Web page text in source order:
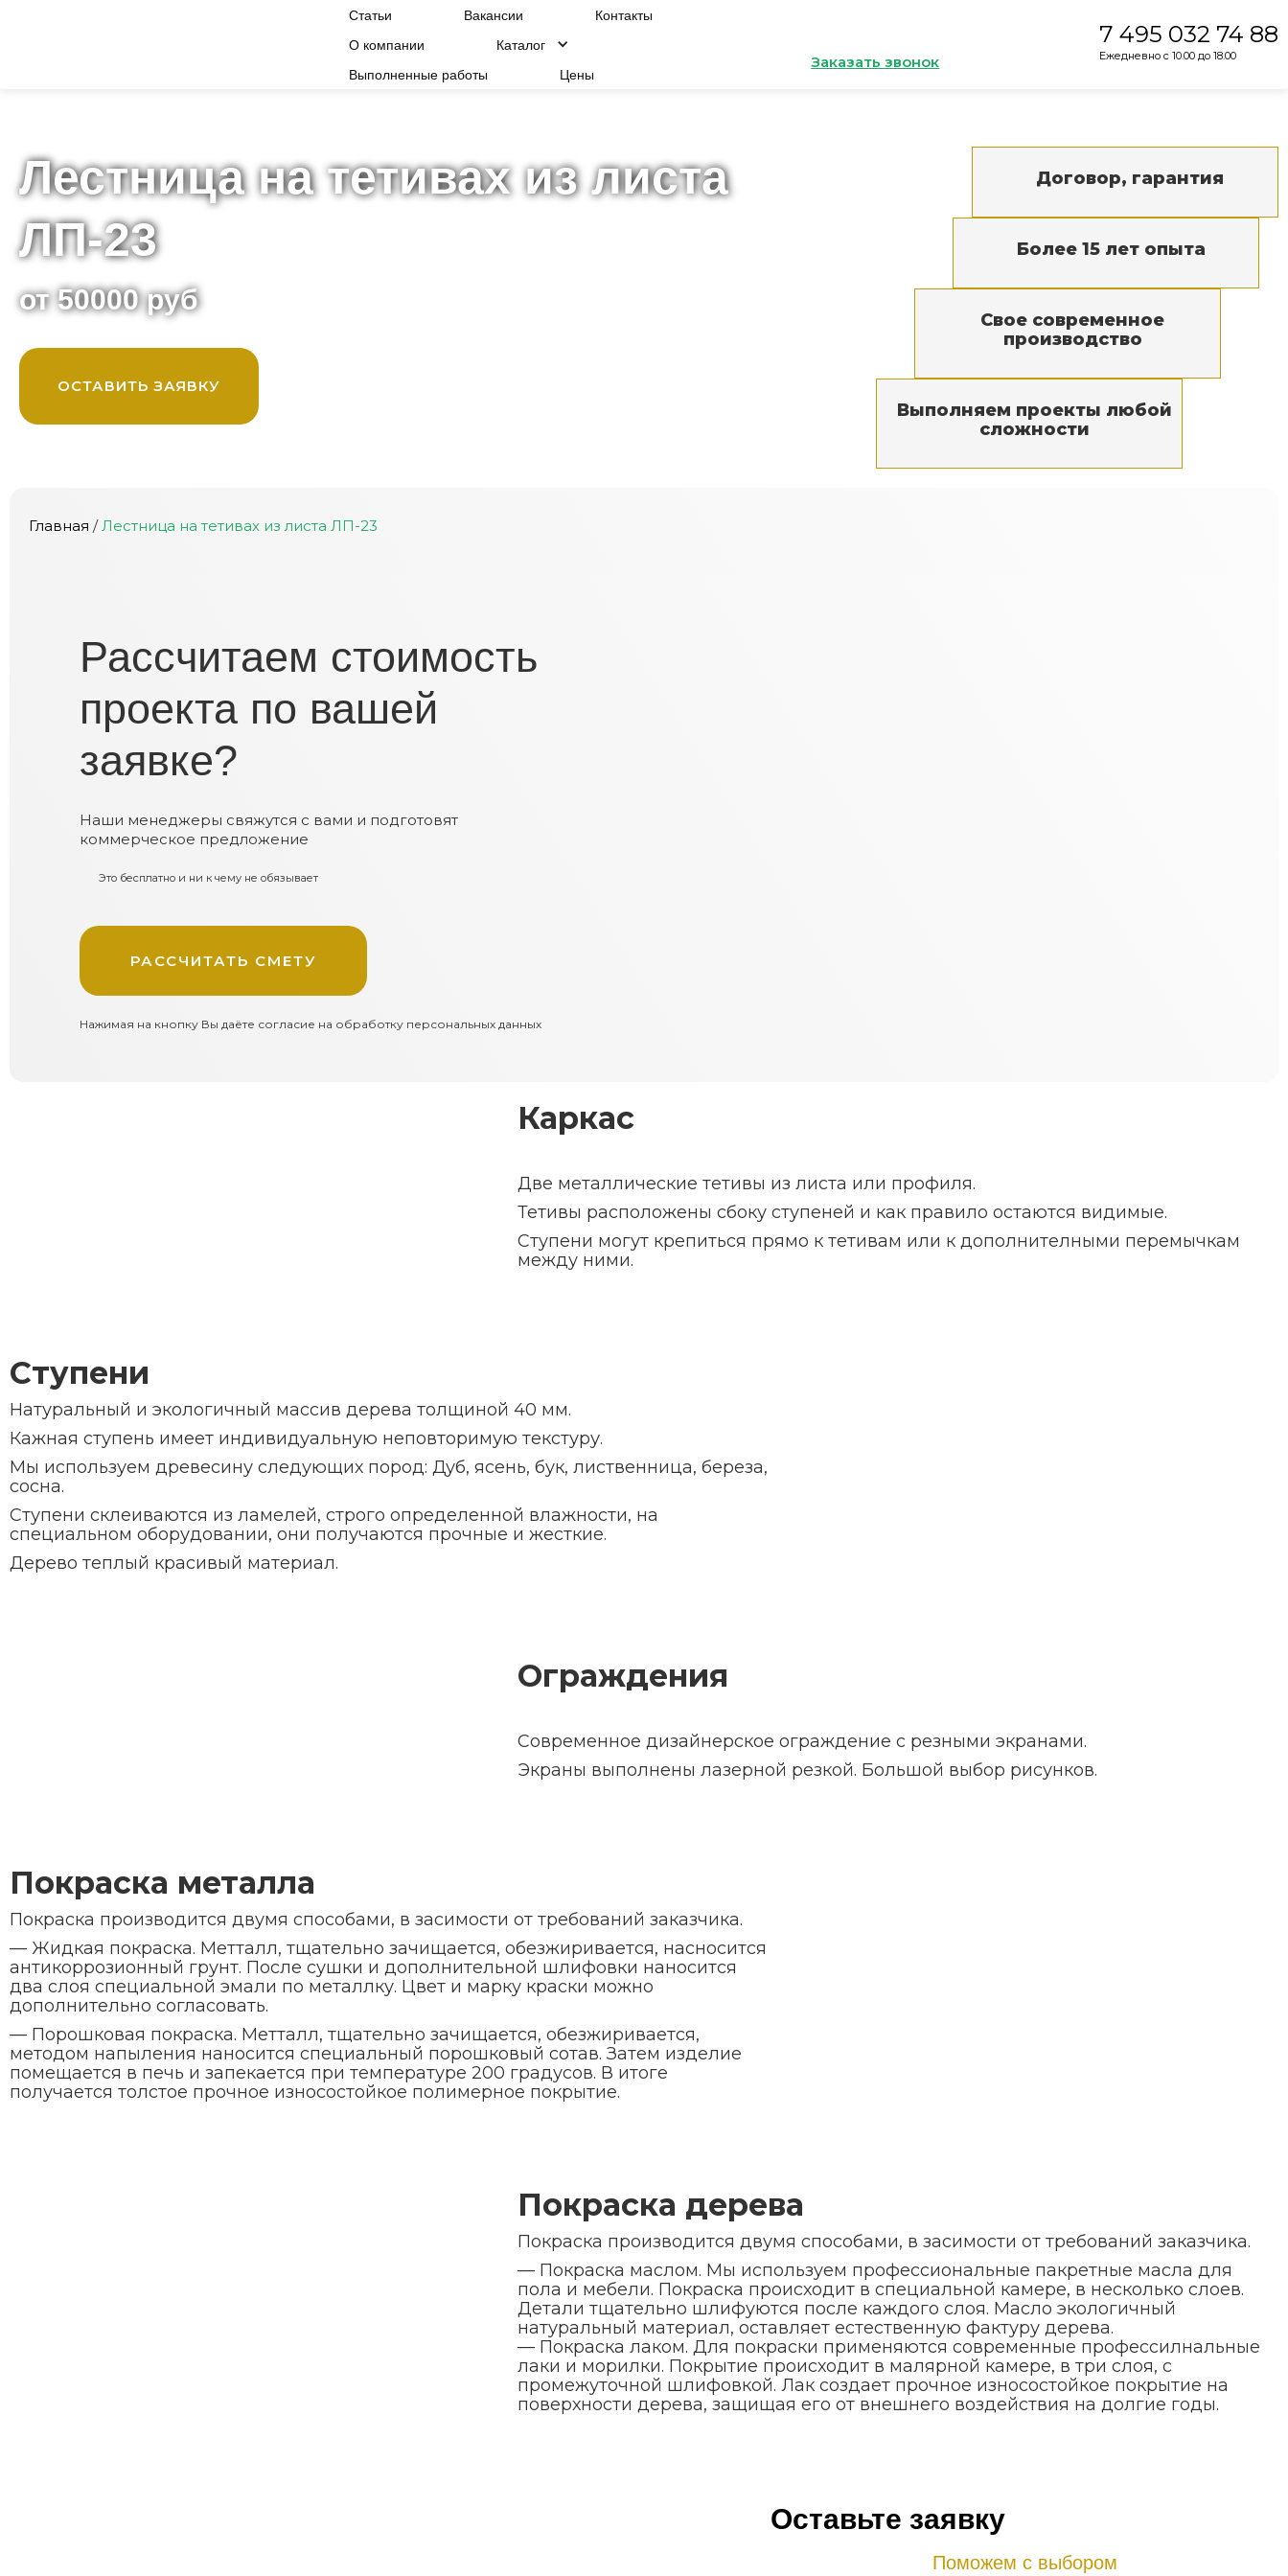
Статьи Вакансии
Контакты
О компании
Каталог
Выполненные работы
Цены
Заказать звонок
7 495 032 74 88
Ежедневно с 10.00 до 18.00
Лестница на тетивах из листа
ЛП-23
от 50000 руб
ОСТАВИТЬ ЗАЯВКУ
Договор, гарантия
Более 15 лет опыта
Свое современное
производство
Выполняем проекты любой
сложности
Главная / Лестница на тетивах из листа ЛП-23
Расcчитаем стоимость
проекта по вашей
заявке?
Наши менеджеры свяжутся с вами и подготовят
коммерческое предложение
Это бесплатно и ни к чему не обязывает
РАССЧИТАТЬ СМЕТУ
Нажимая на кнопку Вы даёте согласие на обработку персональных данных
Каркас
Две металлические тетивы из листа или профиля.
Тетивы расположены сбоку ступеней и как правило остаются видимые.
Ступени могут крепиться прямо к тетивам или к дополнителными перемычкам
между ними.
Ступени
Натуральный и экологичный массив дерева толщиной 40 мм.
Кажная ступень имеет индивидуальную неповторимую текстуру.
Мы используем древесину следующих пород: Дуб, ясень, бук, лиственница, береза,
сосна.
Ступени склеиваются из ламелей, строго определенной влажности, на
специальном оборудовании, они получаются прочные и жесткие.
Дерево теплый красивый материал.
Ограждения
Современное дизайнерское ограждение с резными экранами.
Экраны выполнены лазерной резкой. Большой выбор рисунков.
Покраска металла
Покраска производится двумя способами, в засимости от требований заказчика.
— Жидкая покраска. Метталл, тщательно зачищается, обезжиривается, насносится
антикоррозионный грунт. После сушки и дополнительной шлифовки наносится
два слоя специальной эмали по металлку. Цвет и марку краски можно
дополнительно согласовать.
— Порошковая покраска. Метталл, тщательно зачищается, обезжиривается,
методом напыления наносится специальный порошковый сотав. Затем изделие
помещается в печь и запекается при температуре 200 градусов. В итоге
получается толстое прочное износостойкое полимерное покрытие.
Покраска дерева
Покраска производится двумя способами, в засимости от требований заказчика.
— Покраска маслом. Мы используем профессиональные пакретные масла для
пола и мебели. Покраска происходит в специальной камере, в несколько слоев.
Детали тщательно шлифуются после каждого слоя. Масло экологичный
натуральный материал, оставляет естественную фактуру дерева.
— Покраска лаком. Для покраски применяются современные профессилнальные
лаки и морилки. Покрытие происходит в малярной камере, в три слоя, с
промежуточной шлифовкой. Лак создает прочное износостойкое покрытие на
поверхности дерева, защищая его от внешнего воздействия на долгие годы.
Оставьте заявку
Поможем с выбором